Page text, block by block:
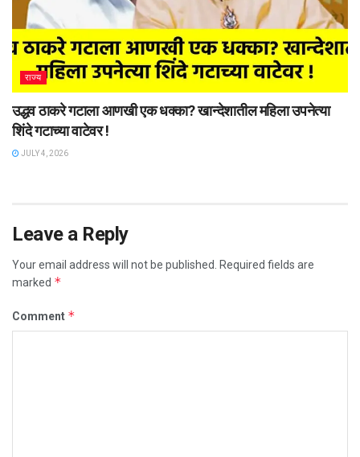
राज्य
उद्धव ठाकरे गटाला आणखी एक धक्का? खान्देशातील महिला उपनेत्या
शिंदे गटाच्या वाटेवर !
JULY 4, 2026
Leave a Reply
Your email address will not be published.
Required fields are
marked *
Comment *